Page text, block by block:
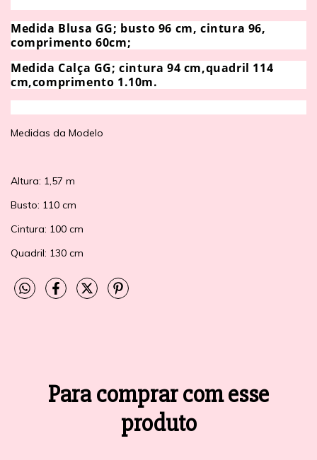
Medida Blusa GG; busto 96 cm, cintura 96,
comprimento 60cm;
Medida Calça GG; cintura 94 cm,quadril 114
cm,comprimento 1.10m.
Medidas da Modelo
Altura: 1,57 m
Busto: 110 cm
Cintura: 100 cm
Quadril: 130 cm
Para comprar com esse
produto